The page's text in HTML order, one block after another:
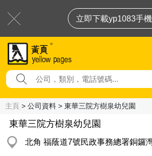
立即下載yp1083手
主頁 > 公司資料 > 東華三院方樹泉幼兒園
東華三院方樹泉幼兒園
北角 福蔭道7號民政事務總署銅鑼